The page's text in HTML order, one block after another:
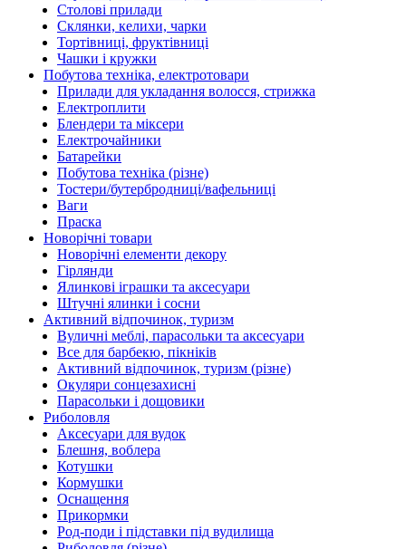
Столові прилади
Склянки, келихи, чарки
Тортівниці, фруктівниці
Чашки і кружки
Побутова техніка, електротовари
Прилади для укладання волосся, стрижка
Електроплити
Блендери та міксери
Електрочайники
Батарейки
Побутова техніка (різне)
Тостери/бутербродниці/вафельниці
Ваги
Праска
Новорічні товари
Новорічні елементи декору
Гірлянди
Ялинкові іграшки та аксесуари
Штучні ялинки і сосни
Активний відпочинок, туризм
Вуличні меблі, парасольки та аксесуари
Все для барбекю, пікніків
Активний відпочинок, туризм (різне)
Окуляри сонцезахисні
Парасольки і дощовики
Риболовля
Аксесуари для вудок
Блешня, воблера
Котушки
Кормушки
Оснащення
Прикормки
Род-поди і підставки під вудилища